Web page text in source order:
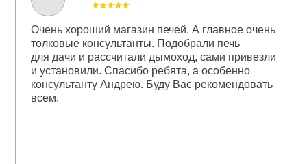
★★★★★
Очень хороший магазин печей. А главное очень
толковые консультанты. Подобрали печь
для дачи и рассчитали дымоход, сами привезли
и установили. Спасибо ребята, а особенно
консультанту Андрею. Буду Вас рекомендовать
всем.